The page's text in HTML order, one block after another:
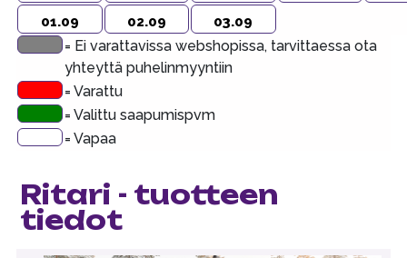
01.09
02.09 03.09
= Ei varattavissa webshopissa, tarvittaessa ota
yhteyttä puhelinmyyntiin
= Varattu
= Valittu saapumispvm
= Vapaa
Ritari - tuotteen
tiedot